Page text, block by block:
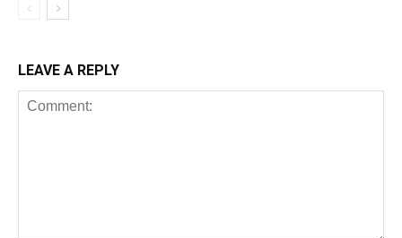
LEAVE A REPLY